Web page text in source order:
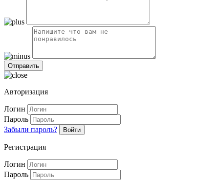
Авторизация
Логин
Пароль
Забыли пароль?
Войти
Регистрация
Логин
Пароль